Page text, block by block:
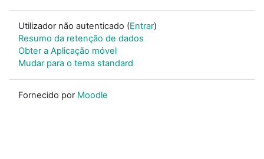
Utilizador não autenticado (Entrar)
Resumo da retenção de dados
Obter a Aplicação móvel
Mudar para o tema standard
Fornecido por Moodle